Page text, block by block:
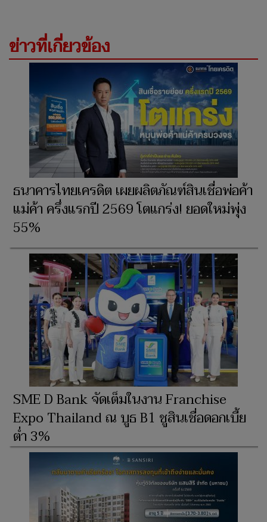
ข่าวที่เกี่ยวข้อง
ธนาคารไทยเครดิต เผยผลิตภัณฑ์สินเชื่อพ่อค้า
แม่ค้า ครึ่งแรกปี 2569 โตแกร่ง! ยอดใหม่พุ่ง
55%
SME D Bank จัดเต็มในงาน Franchise
Expo Thailand ณ บูธ B1 ชูสินเชื่อดอกเบี้ย
ต่ำ 3%